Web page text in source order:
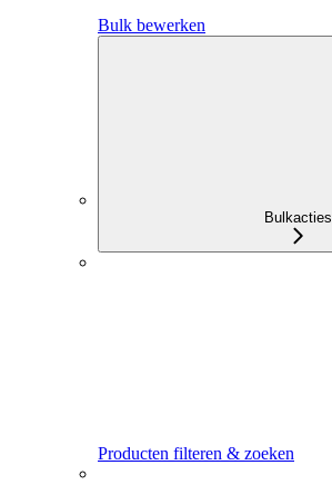
Bulk bewerken
Bulkacties
Producten filteren & zoeken